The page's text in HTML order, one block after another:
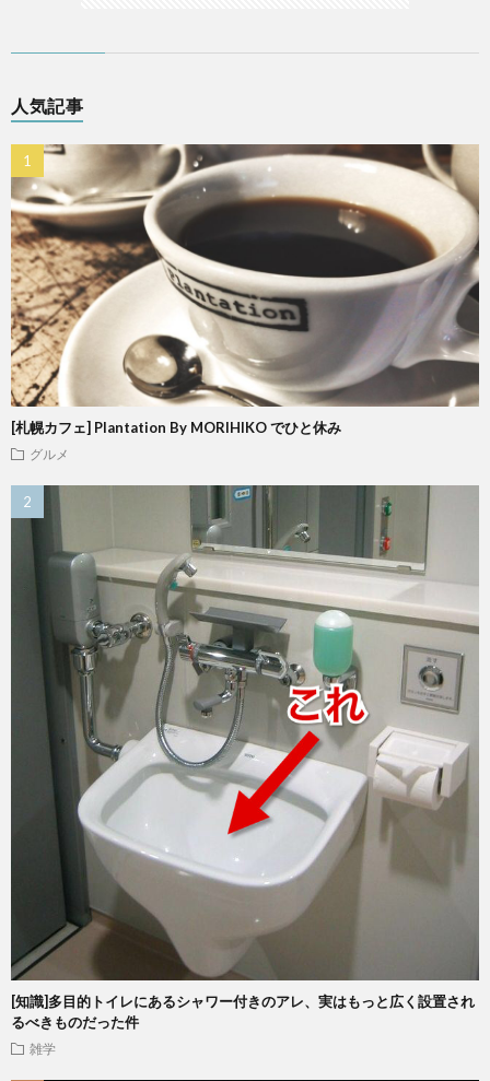
人気記事
[札幌カフェ] Plantation By MORIHIKO でひと休み
グルメ
[知識]多目的トイレにあるシャワー付きのアレ、実はもっと広く設置され
るべきものだった件
雑学